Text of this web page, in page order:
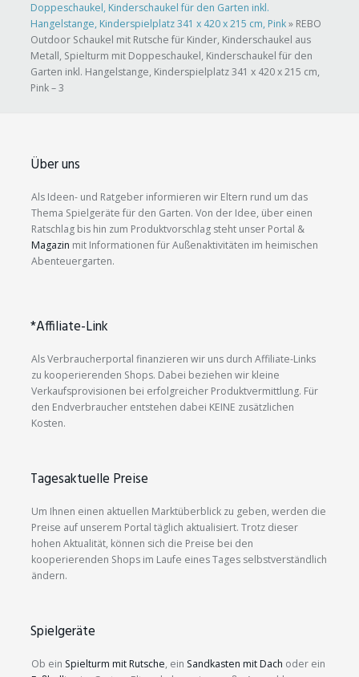
Doppeschaukel, Kinderschaukel für den Garten inkl.
Hangelstange, Kinderspielplatz 341 x 420 x 215 cm, Pink» REBO
Outdoor Schaukel mit Rutsche für Kinder, Kinderschaukel aus
Metall, Spielturm mit Doppeschaukel, Kinderschaukel für den
Garten inkl. Hangelstange, Kinderspielplatz 341 x 420 x 215 cm,
Pink – 3
Über uns
Als Ideen- und Ratgeber informieren wir Eltern rund um das
Thema Spielgeräte für den Garten. Von der Idee, über einen
Ratschlag bis hin zum Produktvorschlag steht unser Portal &
Magazin mit Informationen für Außenaktivitäten im heimischen
Abenteuergarten.
*Affiliate-Link
Als Verbraucherportal finanzieren wir uns durch Affiliate-Links
zu kooperierenden Shops. Dabei beziehen wir kleine
Verkaufsprovisionen bei erfolgreicher Produktvermittlung. Für
den Endverbraucher entstehen dabei KEINE zusätzlichen
Kosten.
Tagesaktuelle Preise
Um Ihnen einen aktuellen Marktüberblick zu geben, werden die
Preise auf unserem Portal täglich aktualisiert. Trotz dieser
hohen Aktualität, können sich die Preise bei den
kooperierenden Shops im Laufe eines Tages selbstverständlich
ändern.
Spielgeräte
Ob ein Spielturm mit Rutsche, ein Sandkasten mit Dach oder ein